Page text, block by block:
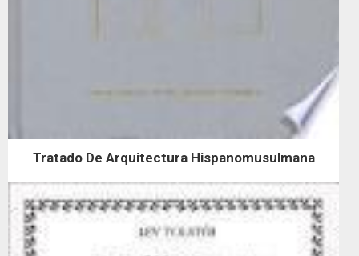
Tratado De Arquitectura Hispanomusulmana